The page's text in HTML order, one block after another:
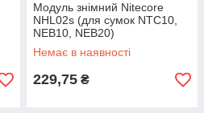
Модуль знімний Nitecore
NHL02s (для сумок NTC10,
NEB10, NEB20)
Немає в наявності
229,75 ₴